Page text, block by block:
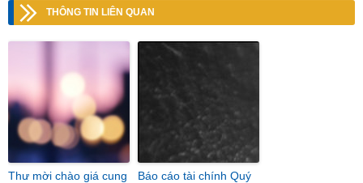
THÔNG TIN LIÊN QUAN
Thư mời chào giá cung
Báo cáo tài chính Quý